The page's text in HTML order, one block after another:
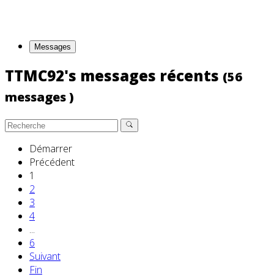
Messages
TTMC92's messages récents (56
messages )
Démarrer
Précédent
1
2
3
4
...
6
Suivant
Fin